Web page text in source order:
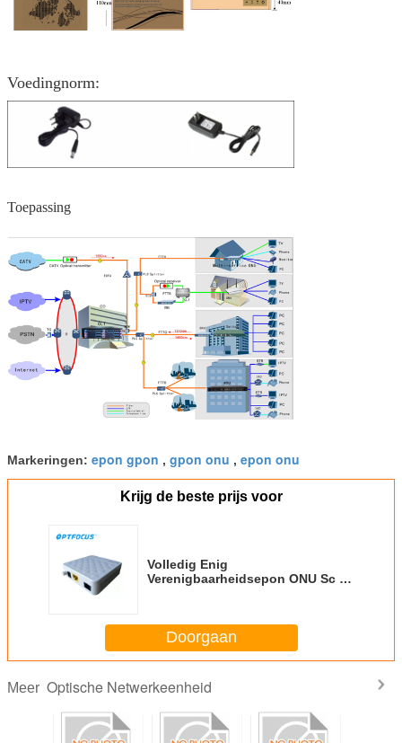
Voedingnorm:
Toepassing
Markeringen: epon gpon , gpon onu , epon onu
Krijg de beste prijs voor
Volledig Enig
Verenigbaarheidsepon ONU Sc -
Doorgaan
Meer Optische Netwerkeenheid